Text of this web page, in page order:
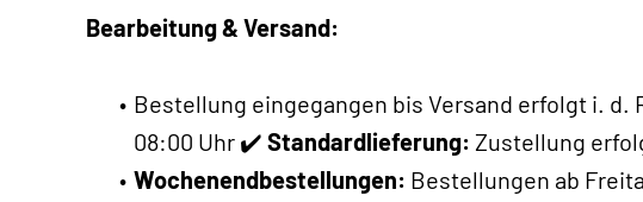
Bearbeitung & Versand:
Bestellung eingegangen bis Versand erfolgt i. d.
08:00 Uhr ✔️ Standardlieferung: Zustellung
Wochenendbestellungen: Bestellungen ab